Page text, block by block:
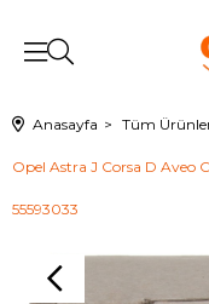
Anasayfa Tüm
Opel Astra J Corsa D Aveo
55593033